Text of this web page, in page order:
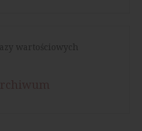
wartościowych